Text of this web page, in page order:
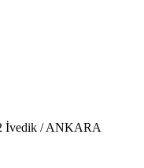
İvedik / ANKARA